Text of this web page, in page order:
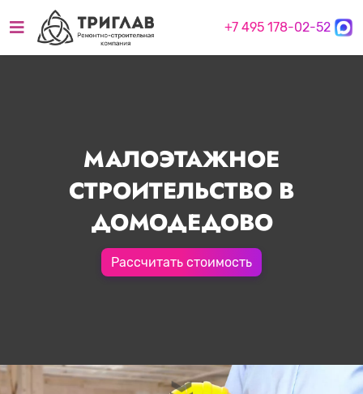
+7 495 178-02-52
МАЛОЭТАЖНОЕ
СТРОИТЕЛЬСТВО В
ДОМОДЕДОВО
Рассчитать стоимость